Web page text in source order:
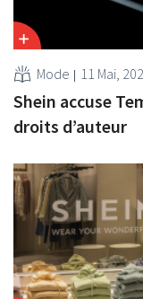
Mode 11 Mai,
Shein accuse
droits d’auteur